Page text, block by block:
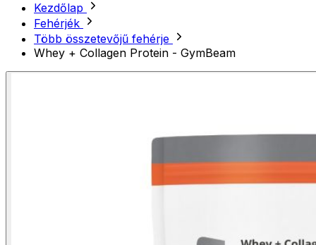
Kezdőlap
Fehérjék
Több összetevőjű fehérje
Whey + Collagen Protein - GymBeam